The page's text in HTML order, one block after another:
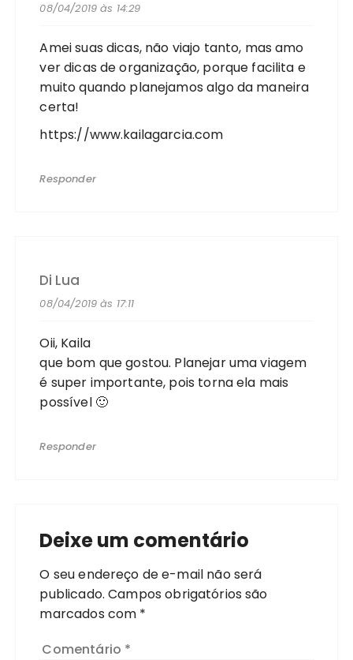
08/04/2019 às 14:29
Amei suas dicas, não viajo tanto, mas amo
ver dicas de organização, porque facilita e
muito quando planejamos algo da maneira
certa!
https://www.kailagarcia.com
Responder
Di Lua
08/04/2019 às 17:11
Oii, Kaila
que bom que gostou. Planejar uma viagem
é super importante, pois torna ela mais
possível 🙂
Responder
Deixe um comentário
O seu endereço de e-mail não será
publicado. Campos obrigatórios são
marcados com *
Comentário *